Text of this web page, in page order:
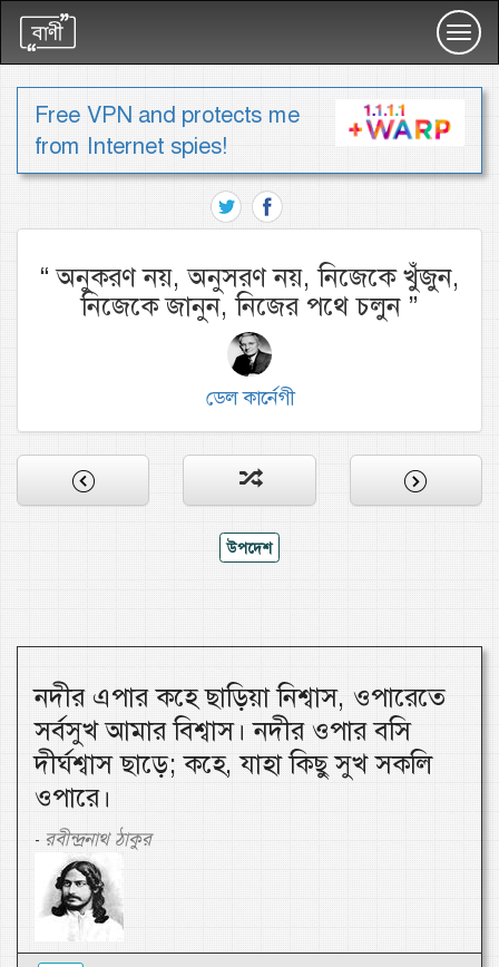
Free VPN and protects me
from Internet spies!
“অনুকরণ নয়, অনুসরণ নয়, নিজেকে খুঁজুন,
নিজেকে জানুন, নিজের পথে চলুন ”
ডেল কার্নেগী
উপদেশ
নদীর এপার কহে ছাড়িয়া নিশ্বাস, ওপারেতে
সর্বসুখ আমার বিশ্বাস। নদীর ওপার বসি
দীর্ঘশ্বাস ছাড়ে; কহে, যাহা কিছু সুখ সকলি
ওপারে।
- রবীন্দ্রনাথ ঠাকুর